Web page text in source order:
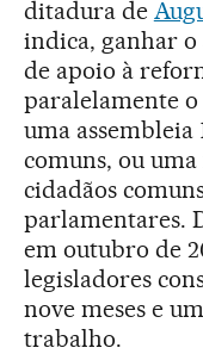
ditadura de
indica, ganhar o
de apoio à
paralelamente o
uma assembleia
comuns, ou
cidadãos
parlamentares.
em outubro de
legisladores
nove meses e
trabalho.